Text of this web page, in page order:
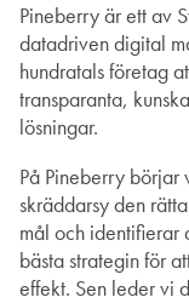
Pineberry är ett av
datadriven digital
hundratals företag
transparanta,
lösningar.
På Pineberry
skräddarsy den
mål och identifierar
bästa strategin för
effekt. Sen leder vi